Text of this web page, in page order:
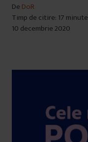
De DoR
Timp de citire: 17 minute
10 decembrie 2020